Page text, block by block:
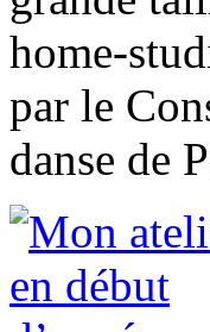
home-
par le
danse de